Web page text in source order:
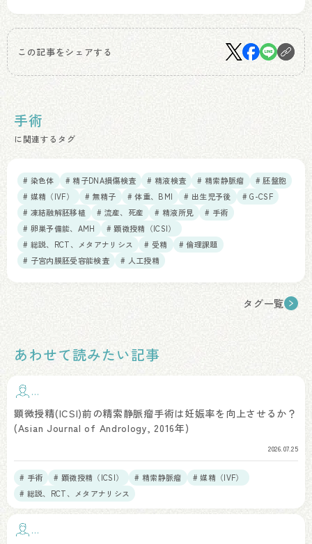
この記事をシェアする
手術
に関連するタグ
# 染色体 # 精子DNA損傷検査 # 精液検査 # 精索静脈瘤
# 胚盤胞
# 媒精（IVF）
# 無精子 # 体重、BMI # 出生児予後
# G-CSF
# 凍結融解胚移植
# 流産、死産 # 精液所見
# 手術
# 卵巣予備能、AMH
# 顕微授精（ICSI）
# 総説、RCT、メタアナリシス
# 受精
# 倫理課題
# 子宮内膜胚受容能検査
# 人工授精
タグ一覧
あわせて読みたい記事
手
顕微授精(ICSI)前の精索静脈瘤手術は妊娠率を向上させるか？
(Asian Journal of Andrology, 2016年)
2026.07.25
# 手術 # 顕微授精（ICSI） # 精索静脈瘤
# 媒精（IVF）
# 総説、RCT、メタアナリシス
手